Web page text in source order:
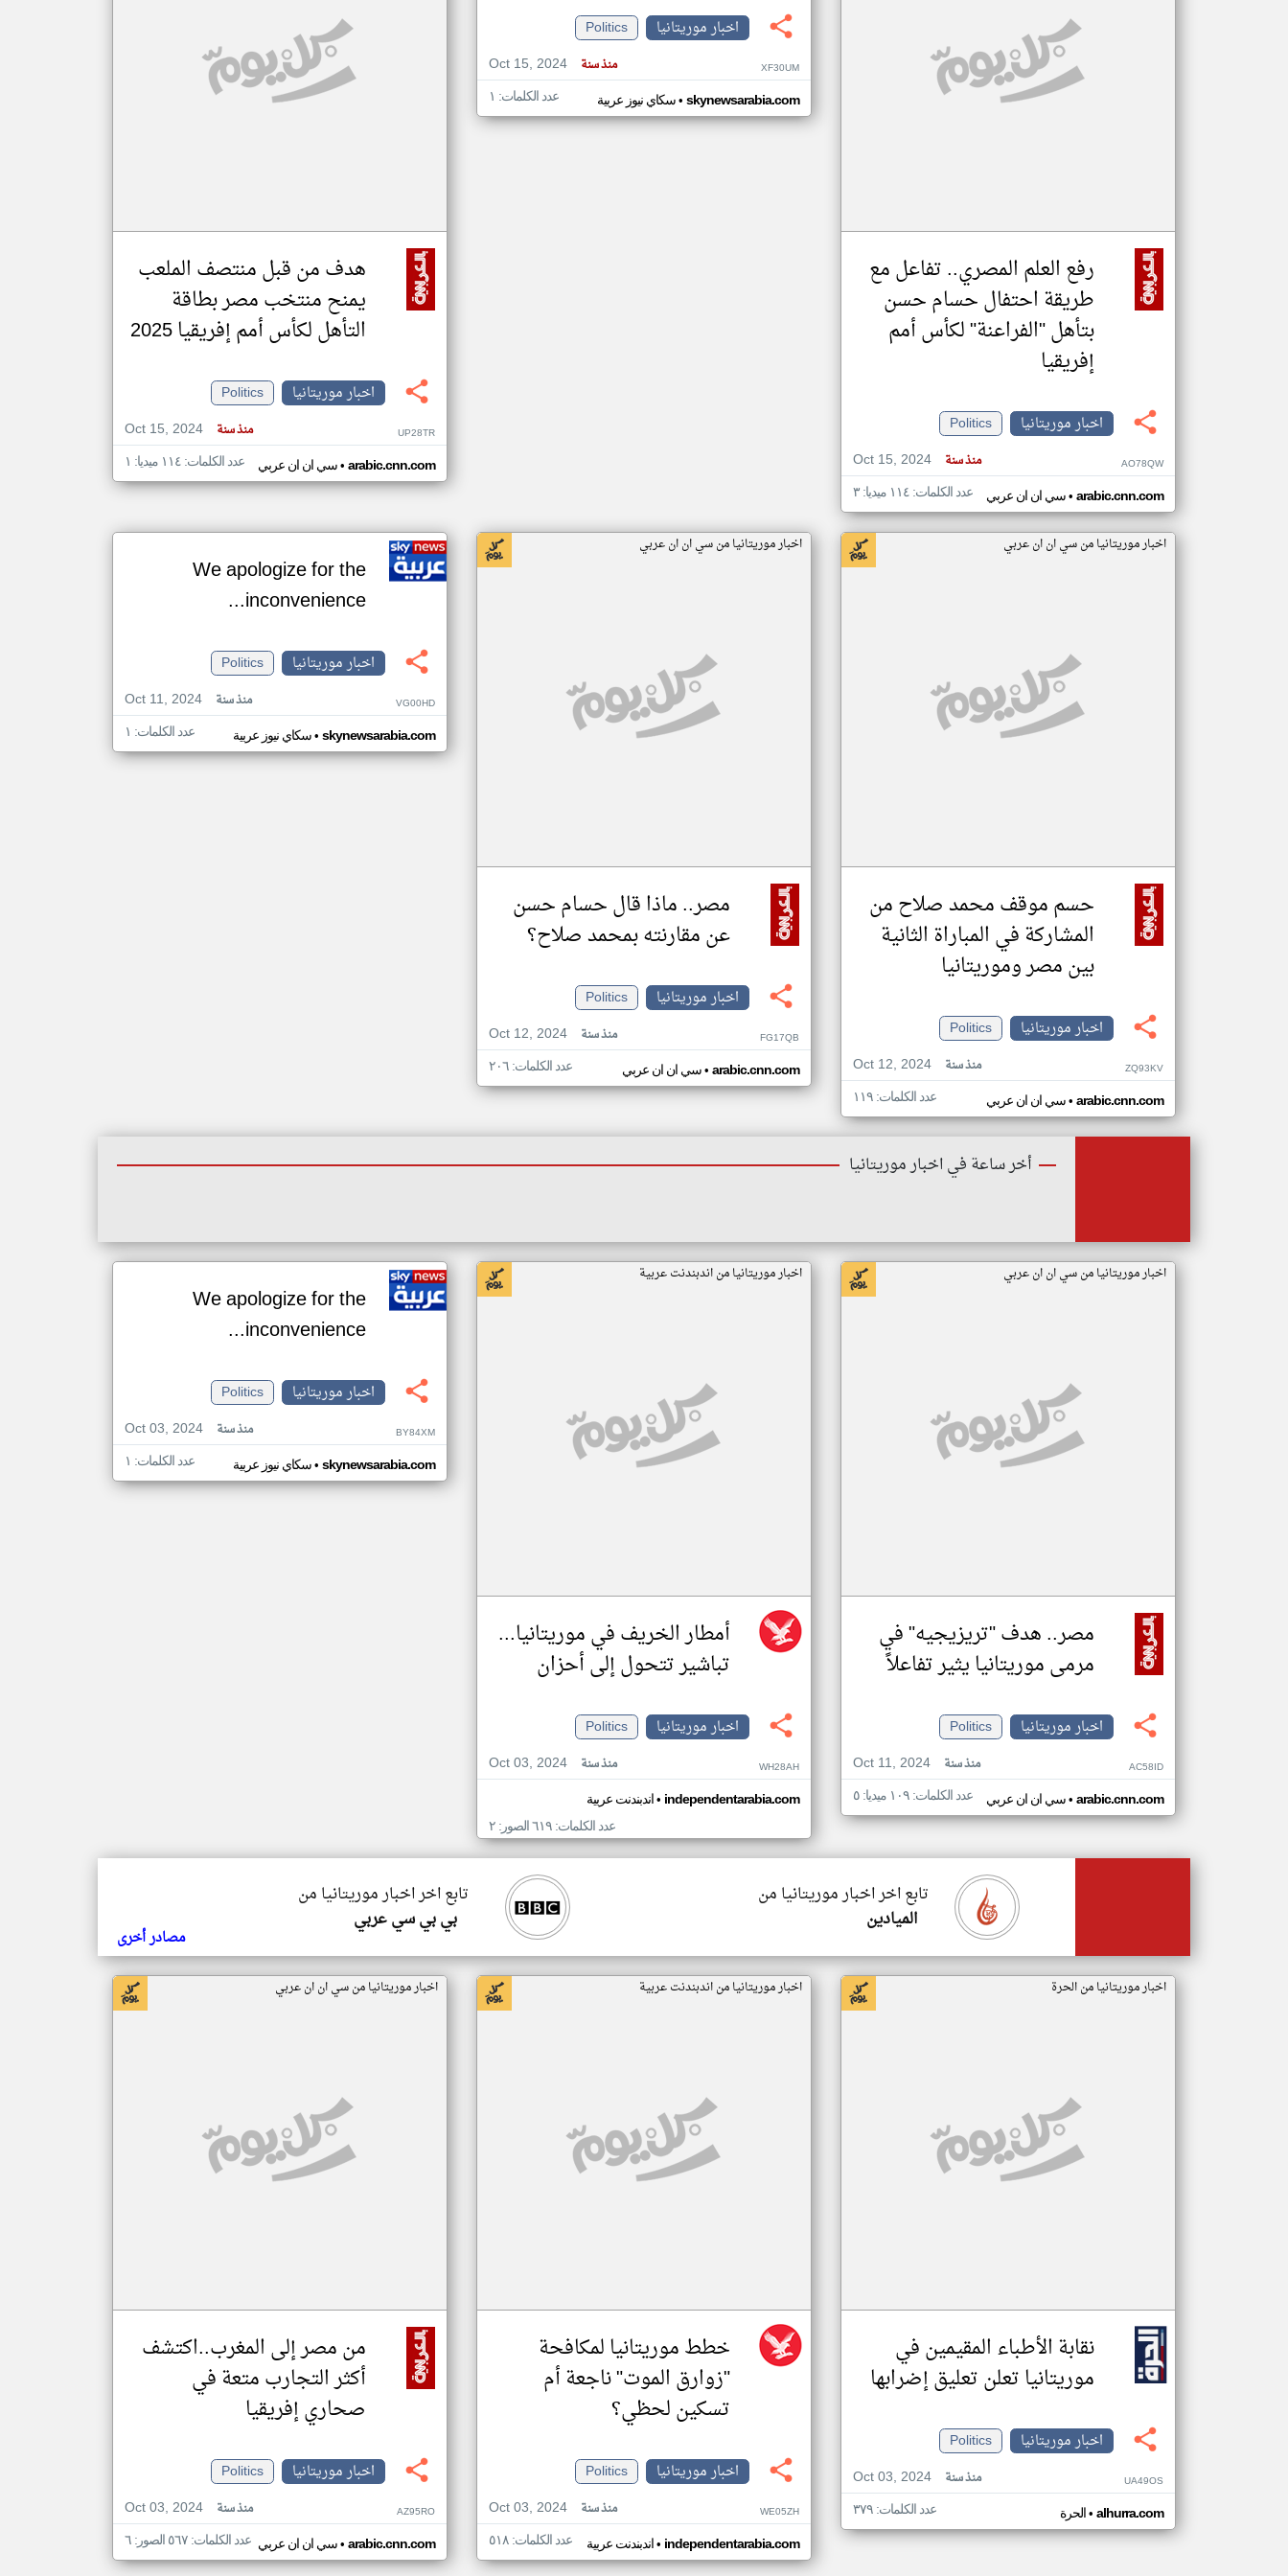
مصادر الأخبار من موريتانيا
رفع العلم المصري.. تفاعل مع
طريقة احتفال حسام حسن
بتأهل "الفراعنة" لكأس أمم
إفريقيا
اخبار موريتانيا
Politics
Oct 15, 2024
منذ سنة AO78QW
سي ان ان عربي• arabic.cnn.com عدد الكلمات: ١١٤ ميديا: ٣
اخبار موريتانيا
Politics
Oct 15, 2024
منذ سنة XF30UM
سكاي نيوز عربية• skynewsarabia.com عدد الكلمات: ١
هدف من قبل منتصف الملعب
يمنح منتخب مصر بطاقة
التأهل لكأس أمم إفريقيا 2025
اخبار موريتانيا
Politics
Oct 15, 2024
منذ سنة UP28TR
سي ان ان عربي• arabic.cnn.com عدد الكلمات: ١١٤ ميديا: ١
اخبار موريتانيا من سي ان ان عربي
حسم موقف محمد صلاح من
المشاركة في المباراة الثانية
بين مصر وموريتانيا
اخبار موريتانيا
Politics
Oct 12, 2024
منذ سنة ZQ93KV
سي ان ان عربي• arabic.cnn.com عدد الكلمات: ١١٩
اخبار موريتانيا من سي ان ان عربي
مصر.. ماذا قال حسام حسن
عن مقارنته بمحمد صلاح؟
اخبار موريتانيا
Politics
Oct 12, 2024
منذ سنة FG17QB
سي ان ان عربي• arabic.cnn.com عدد الكلمات: ٢٠٦
We apologize for the
inconvenience...
اخبار موريتانيا
Politics
Oct 11, 2024
منذ سنة VG00HD
سكاي نيوز عربية• skynewsarabia.com عدد الكلمات: ١
أخر ساعة في اخبار موريتانيا
اخبار موريتانيا من سي ان ان عربي
مصر.. هدف "تريزيجيه" في
مرمى موريتانيا يثير تفاعلاً
اخبار موريتانيا
Politics
Oct 11, 2024
منذ سنة AC58ID
سي ان ان عربي• arabic.cnn.com عدد الكلمات: ١٠٩ ميديا: ٥
اخبار موريتانيا من اندبندنت عربية
أمطار الخريف في موريتانيا...
تباشير تتحول إلى أحزان
اخبار موريتانيا
Politics
Oct 03, 2024
منذ سنة WH28AH
اندبندنت عربية• independentarabia.com
عدد الكلمات: ٦١٩ الصور: ٢
We apologize for the
inconvenience...
اخبار موريتانيا
Politics
Oct 03, 2024
منذ سنة BY84XM
سكاي نيوز عربية• skynewsarabia.com عدد الكلمات: ١
تابع اخر اخبار موريتانيا من
بي بي سي عربي
تابع اخر اخبار موريتانيا من
الميادين
مصادر أخرى
اخبار موريتانيا من الحرة
نقابة الأطباء المقيمين في
موريتانيا تعلن تعليق إضرابها
اخبار موريتانيا
Politics
Oct 03, 2024
منذ سنة UA49OS
الحرة• alhurra.com عدد الكلمات: ٣٧٩
اخبار موريتانيا من اندبندنت عربية
خطط موريتانيا لمكافحة
"زوارق الموت" ناجعة أم
تسكين لحظي؟
اخبار موريتانيا
Politics
Oct 03, 2024
منذ سنة WE05ZH
اندبندنت عربية• independentarabia.com عدد الكلمات: ٥١٨
اخبار موريتانيا من سي ان ان عربي
من مصر إلى المغرب..اكتشف
أكثر التجارب متعة في
صحاري إفريقيا
اخبار موريتانيا
Politics
Oct 03, 2024
منذ سنة AZ95RO
سي ان ان عربي• arabic.cnn.com عدد الكلمات: ٥٦٧ الصور: ٦